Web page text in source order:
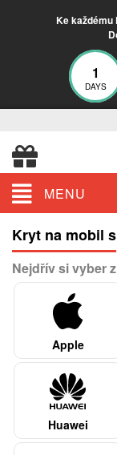
Ke každému
1
DAYS
MENU
Kryt na mobil
Nejdřív si vyber
Apple
Huawei